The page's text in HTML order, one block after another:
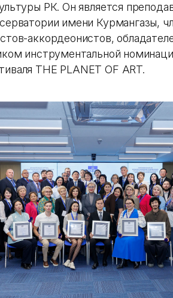
РК. Он является
имени Курмангазы,
аккордеонистов,
инструментальной
THE PLANET OF ART.